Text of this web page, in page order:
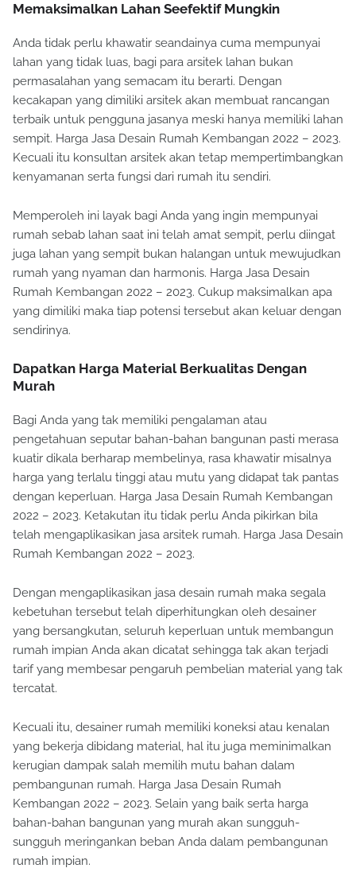
Anda tidak perlu khawatir seandainya cuma mempunyai
lahan yang tidak luas, bagi para arsitek lahan bukan
permasalahan yang semacam itu berarti. Dengan
kecakapan yang dimiliki arsitek akan membuat rancangan
terbaik untuk pengguna jasanya meski hanya memiliki lahan
sempit. Harga Jasa Desain Rumah Kembangan 2022 – 2023.
Kecuali itu konsultan arsitek akan tetap mempertimbangkan
Memperoleh ini layak bagi Anda yang ingin mempunyai
rumah sebab lahan saat ini telah amat sempit, perlu diingat
juga lahan yang sempit bukan halangan untuk mewujudkan
rumah yang nyaman dan harmonis. Harga Jasa Desain
Rumah Kembangan 2022 – 2023. Cukup maksimalkan apa
yang dimiliki maka tiap potensi tersebut akan keluar dengan
Dapatkan Harga Material Berkualitas Dengan
Bagi Anda yang tak memiliki pengalaman atau
pengetahuan seputar bahan-bahan bangunan pasti merasa
kuatir dikala berharap membelinya, rasa khawatir misalnya
harga yang terlalu tinggi atau mutu yang didapat tak pantas
dengan keperluan. Harga Jasa Desain Rumah Kembangan
2022 – 2023. Ketakutan itu tidak perlu Anda pikirkan bila
telah mengaplikasikan jasa arsitek rumah. Harga Jasa Desain
Dengan mengaplikasikan jasa desain rumah maka segala
kebetuhan tersebut telah diperhitungkan oleh desainer
yang bersangkutan, seluruh keperluan untuk membangun
rumah impian Anda akan dicatat sehingga tak akan terjadi
tarif yang membesar pengaruh pembelian material yang tak
Kecuali itu, desainer rumah memiliki koneksi atau kenalan
yang bekerja dibidang material, hal itu juga meminimalkan
kerugian dampak salah memilih mutu bahan dalam
pembangunan rumah. Harga Jasa Desain Rumah
Kembangan 2022 – 2023. Selain yang baik serta harga
bahan-bahan bangunan yang murah akan sungguh-
sungguh meringankan beban Anda dalam pembangunan